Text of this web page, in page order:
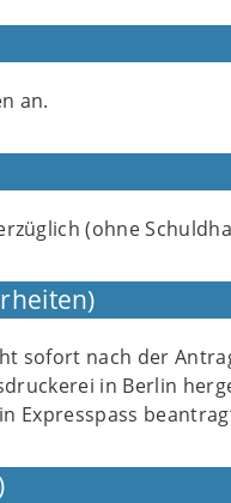
an.
(ohne
sofort nach der
in Berlin
Expresspass